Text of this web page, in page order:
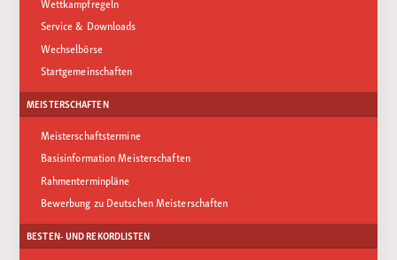
Service & Downloads
Wechselbörse
Startgemeinschaften
MEISTERSCHAFTEN
Meisterschaftstermine
Basisinformation Meisterschaften
Rahmenterminpläne
Bewerbung zu Deutschen Meisterschaften
BESTEN- UND REKORDLISTEN